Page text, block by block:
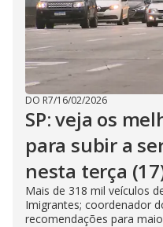
DO R7/16/02/2026
SP: veja os
para subir a
nesta terça
Mais de 318 mil veículos
Imigrantes; coordenador
recomendações para